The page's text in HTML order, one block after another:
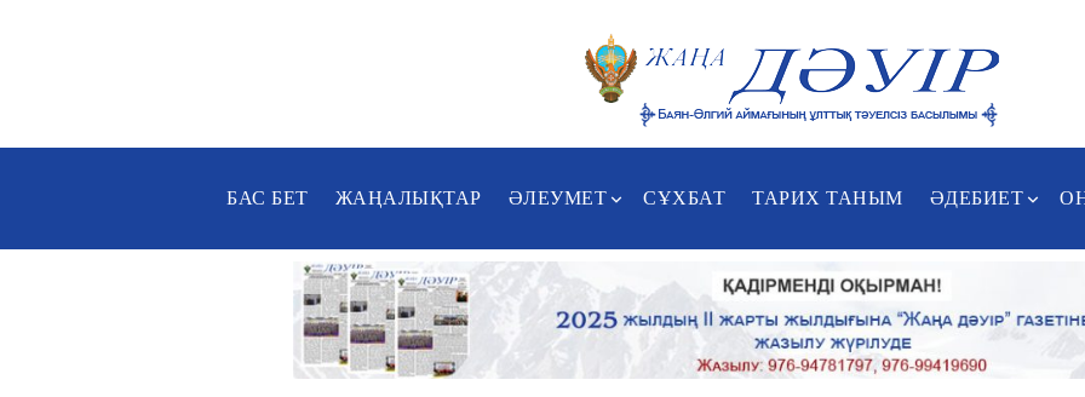
БАС БЕТ ЖАҢАЛЫҚТАР ӘЛЕУМЕТ СҰХБАТ ТАРИХ ТАНЫМ ӘДЕБИЕТ